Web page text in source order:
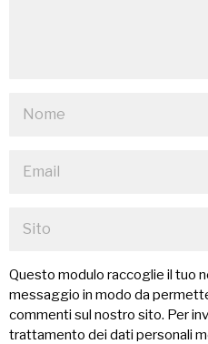
Questo modulo raccoglie il tuo
messaggio in modo da
commenti sul nostro sito. Per
trattamento dei dati personali